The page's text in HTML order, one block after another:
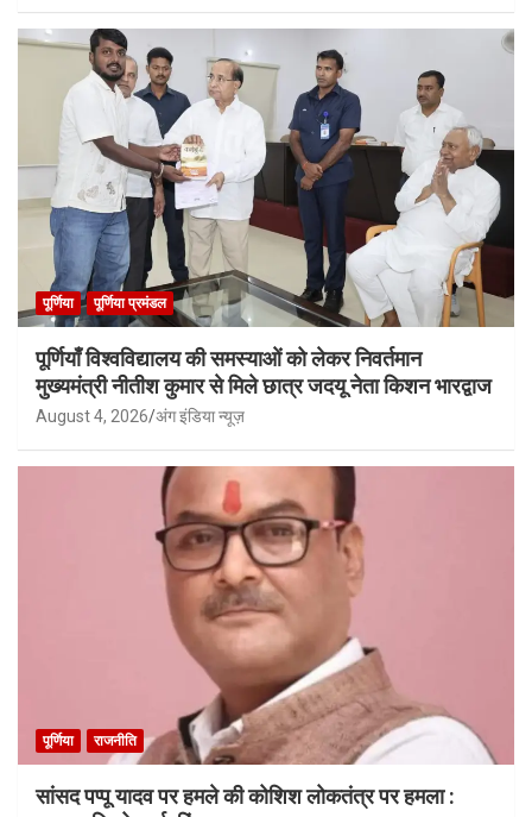
पूर्णिया पूर्णिया प्रमंडल
पूर्णियाँ विश्वविद्यालय की समस्याओं को लेकर निवर्तमान
मुख्यमंत्री नीतीश कुमार से मिले छात्र जदयू नेता किशन भारद्वाज
August 4, 2026 अंग इंडिया न्यूज़
पूर्णिया राजनीति
सांसद पप्पू यादव पर हमले की कोशिश लोकतंत्र पर हमला :